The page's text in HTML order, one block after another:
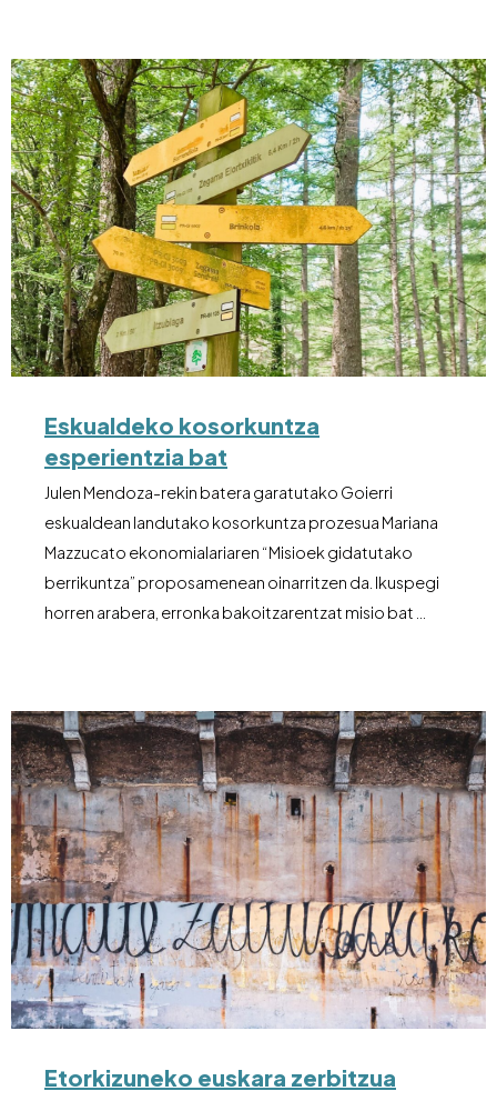
Eskualdeko kosorkuntza
esperientzia bat
Julen Mendoza-rekin batera garatutako Goierri
eskualdean landutako kosorkuntza prozesua Mariana
Mazzucato ekonomialariaren “Misioek gidatutako
berrikuntza” proposamenean oinarritzen da. Ikuspegi
horren arabera, erronka bakoitzarentzat misio bat …
Etorkizuneko euskara zerbitzua